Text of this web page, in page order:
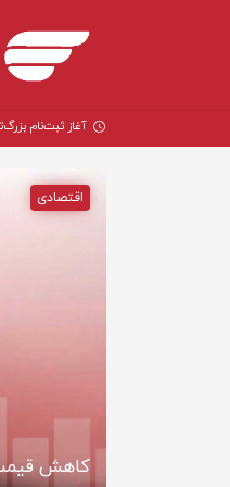
آغاز ثبت‌نام
اقتصادی
کاهش قیمت